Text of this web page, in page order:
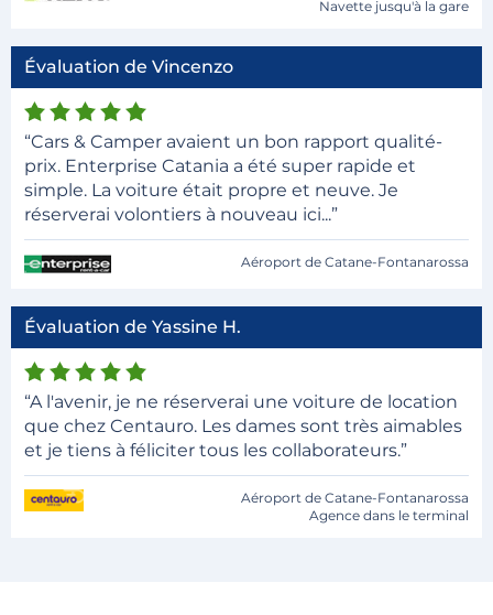
Navette jusqu'à la gare
Évaluation de Vincenzo
“Cars & Camper avaient un bon rapport qualité-
prix. Enterprise Catania a été super rapide et
simple. La voiture était propre et neuve. Je
réserverai volontiers à nouveau ici...”
Aéroport de Catane-Fontanarossa
Évaluation de Yassine H.
“A l'avenir, je ne réserverai une voiture de location
que chez Centauro. Les dames sont très aimables
et je tiens à féliciter tous les collaborateurs.”
Aéroport de Catane-Fontanarossa
Agence dans le terminal